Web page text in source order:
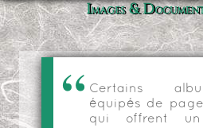
Images &
Certains
équipés de
qui offrent un